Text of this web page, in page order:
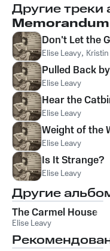
Другие треки
Memorandum
Don't Let the
Elise Leavy,
Pulled Back
Elise Leavy
Hear the
Elise Leavy
Weight of the
Elise Leavy
Is It Strange?
Elise Leavy
Другие
The Carmel House
Elise Leavy